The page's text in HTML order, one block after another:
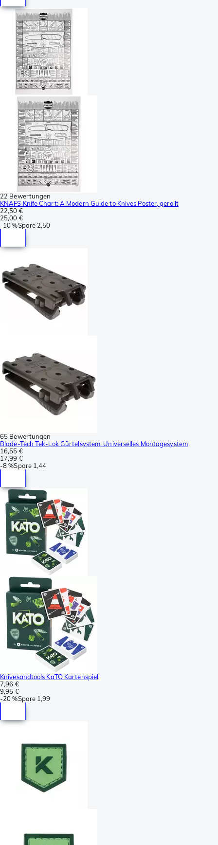
22 Bewertungen
KNAFS Knife Chart: A Modern Guide to Knives Poster, gerollt
22,50 €
25,00 €
-10 %Spare 2,50
65 Bewertungen
Blade-Tech Tek-Lok Gürtelsystem. Universelles Montagesystem
16,55 €
17,99 €
-8 %Spare 1,44
Knivesandtools KaTO Kartenspiel
7,96 €
9,95 €
-20 %Spare 1,99